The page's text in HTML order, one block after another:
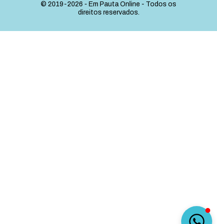
© 2019-2026 - Em Pauta Online - Todos os
direitos reservados.